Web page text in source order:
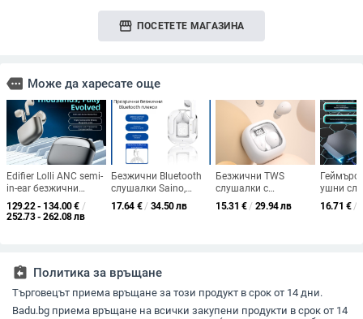
storefront ПОСЕТЕТЕ МАГАЗИНА
more Може да харесате още
Edifier Lolli ANC semi-
in-ear безжични
слушалки с активно
шумопотискане,
129.22 - 134.00€ /
252.73 - 262.08 лв
Безжични Bluetooth
слушалки Saino,
подходящи за
16Promax Apple
17.64 € / 34.50 лв
Безжични TWS
слушалки с
шумопотискане, in-
ear дизайн, Bluetooth
15.31 € / 29.94 лв
ушни
ниска
16.71 € /
assignment_return Политика за връщане
Търговецът приема връщане за този продукт в срок от 14 дни.
Badu.bg приема връщане на всички закупени продукти в срок от 14